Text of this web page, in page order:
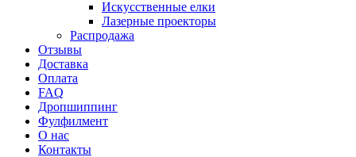
Искусственные елки
Лазерные проекторы
Распродажа
Отзывы
Доставка
Оплата
FAQ
Дропшиппинг
Фулфилмент
О нас
Контакты